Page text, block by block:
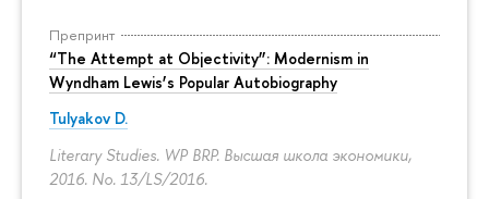
Препринт
“The Attempt at Objectivity”: Modernism in
Wyndham Lewis’s Popular Autobiography
Tulyakov D.
Literary Studies. WP BRP. Высшая школа экономики,
2016. No. 13/LS/2016.